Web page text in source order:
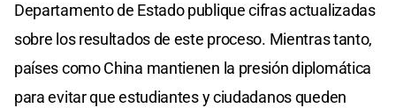
Departamento de Estado publique cifras actualizadas
sobre los resultados de este proceso. Mientras tanto,
países como China mantienen la presión diplomática
para evitar que estudiantes y ciudadanos queden